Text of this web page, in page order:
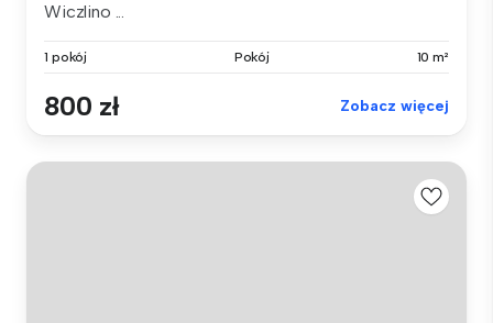
Wiczlino ...
1 pokój Pokój 10 m²
800 zł Zobacz więcej